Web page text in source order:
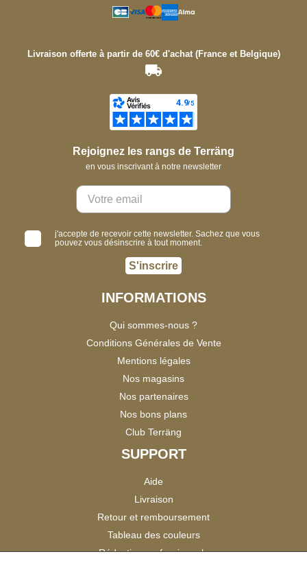
Livraison offerte à partir de 60€ d'achat (France et Belgique)
Rejoignez les rangs de Terräng
en vous inscrivant à notre newsletter
j'accepte de recevoir cette newsletter. Sachez que vous
pouvez vous désinscrire à tout moment.
S'inscrire
INFORMATIONS
Qui sommes-nous ?
Conditions Générales de Vente
Mentions légales
Nos magasins
Nos partenaires
Nos bons plans
Club Terräng
SUPPORT
Aide
Livraison
Retour et remboursement
Tableau des couleurs
Réduction professionnels